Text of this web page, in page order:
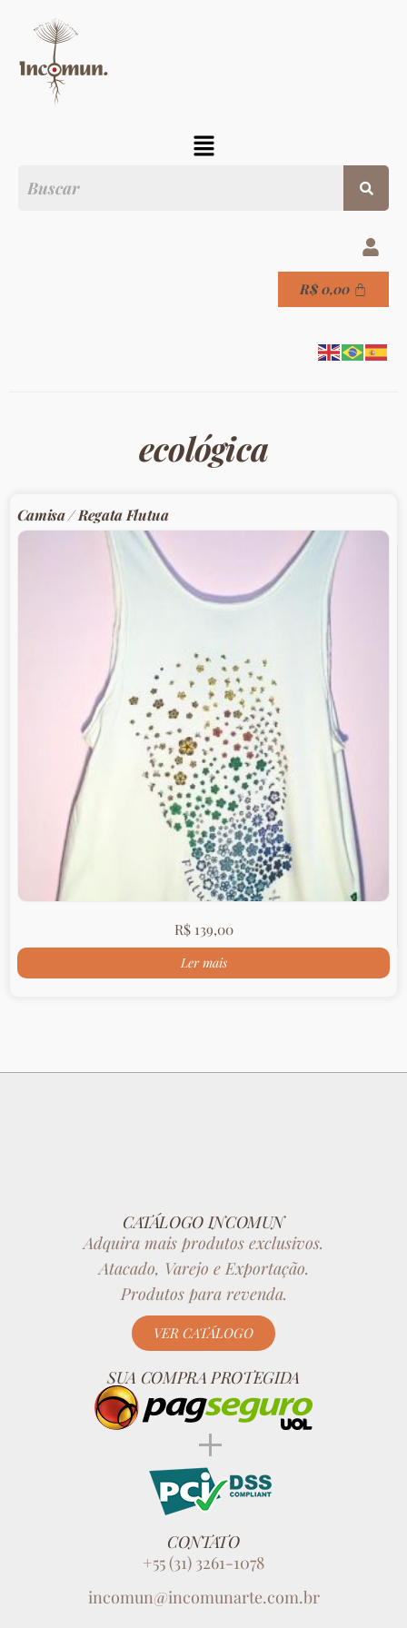
R$0,00
ecológica
Camisa / Regata Flutua
R$139,00
Ler mais
CATÁLOGO INCOMUN
Adquira mais produtos exclusivos.
Atacado, Varejo e Exportação.
Produtos para revenda.
VER CATÁLOGO
SUA COMPRA PROTEGIDA
CONTATO
+55 (31) 3261-1078
incomun@incomunarte.com.br